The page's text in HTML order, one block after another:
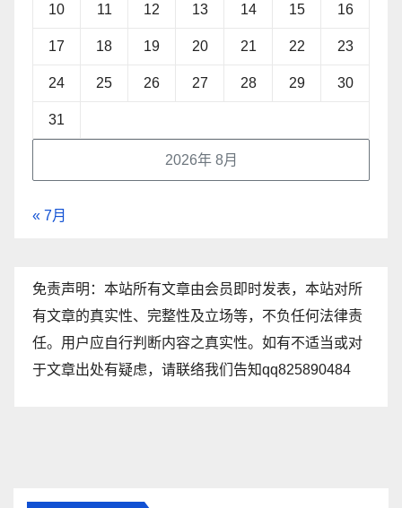
2026年 8月
10 11 12 13 14 15 16
17 18 19 20 21 22 23
24 25 26 27 28 29 30
31
« 7月
免责声明：本站所有文章由会员即时发表，本站对所
有文章的真实性、完整性及立场等，不负任何法律责
任。用户应自行判断内容之真实性。如有不适当或对
于文章出处有疑虑，请联络我们告知qq825890484